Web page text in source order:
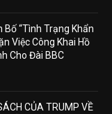
“Tình Trạng Khẩn
Việc Công Khai Hồ
Cho Đài BBC
CỦA TRUMP VỀ